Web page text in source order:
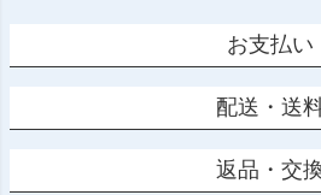
お支払い
配送・送
返品・交